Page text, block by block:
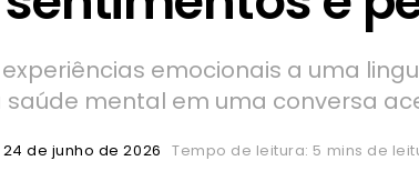
emocionais a uma
saúde mental em uma conversa
24 de junho de 2026 Tempo de leitura: 5 mins de